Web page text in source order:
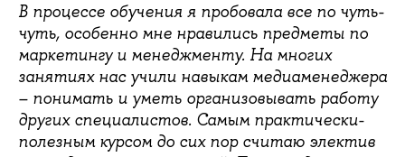
В процессе обучения я пробовала все по чуть-
чуть, особенно мне нравились предметы по
маркетингу и менеджменту. На многих
занятиях нас учили навыкам медиаменеджера
– понимать и уметь организовывать работу
других специалистов. Самым практически-
полезным курсом до сих пор считаю электив